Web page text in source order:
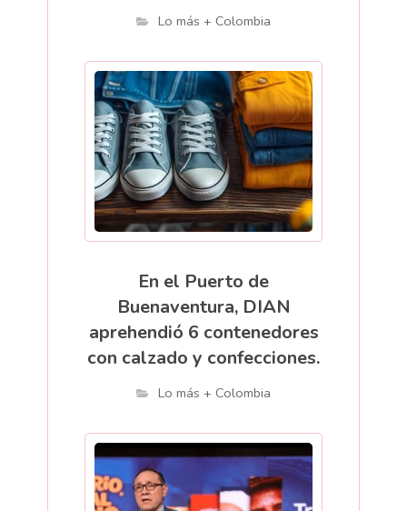
Lo más + Colombia
En el Puerto de
Buenaventura, DIAN
aprehendió 6 contenedores
con calzado y confecciones.
Lo más + Colombia